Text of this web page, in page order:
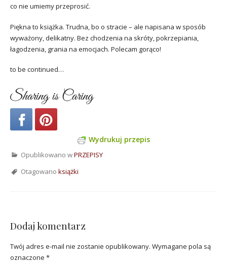
co nie umiemy przeprosić.
Piękna to książka. Trudna, bo o stracie – ale napisana w sposób
wyważony, delikatny. Bez chodzenia na skróty, pokrzepiania,
łagodzenia, grania na emocjach. Polecam gorąco!
to be continued…
Sharing is Caring
Wydrukuj przepis
Opublikowano wPRZEPISY
Otagowano książki
Dodaj komentarz
Twój adres e-mail nie zostanie opublikowany. Wymagane pola są
oznaczone *